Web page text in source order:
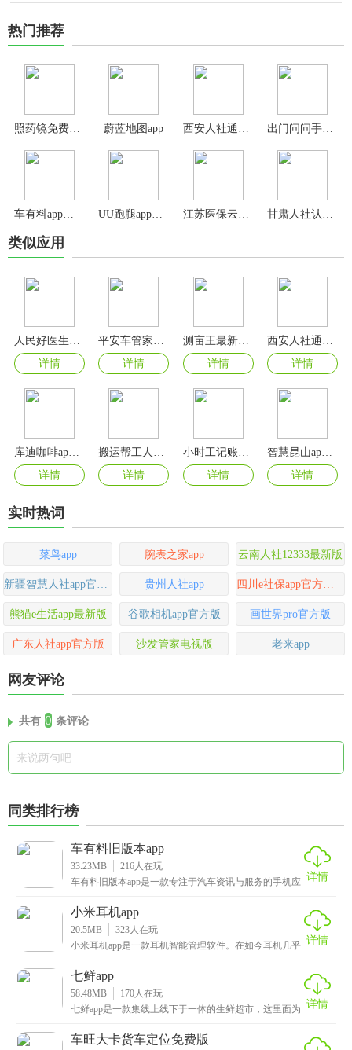
热门推荐
照药镜免费认药软件 蔚蓝地图app
车有料app官方版
类似应用
详情
详情
测亩王最新版本
详情
详情
库迪咖啡app最新版
详情
详情
详情
详情
实时热词
菜鸟app 腕表之家app 云南人社12333最新版
贵州人社app
熊猫e生活app最新版 谷歌相机app官方版 画世界pro官方版
广东人社app官方版 沙发管家电视版 老来app
网友评论
共有 0 条评论
同类排行榜
车有料旧版本app
33.23MB 216 人在玩
车有料旧版本app是一款专注于汽车资讯与服务的手机应 详情
小米耳机app
20.5MB 323 人在玩
小米耳机app是一款耳机智能管理软件。在如今耳机几乎 详情
七鲜app
58.48MB 170 人在玩
七鲜app是一款集线上线下于一体的生鲜超市，这里面为 详情
车旺大卡货车定位免费版